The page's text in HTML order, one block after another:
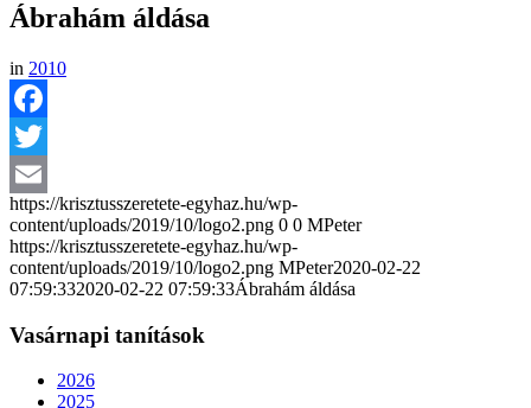
Ábrahám áldása
in 2010
Facebook
Twitter
Email
https://krisztusszeretete-egyhaz.hu/wp-
content/uploads/2019/10/logo2.png 0 0 MPeter
https://krisztusszeretete-egyhaz.hu/wp-
content/uploads/2019/10/logo2.png MPeter2020-02-22
07:59:332020-02-22 07:59:33Ábrahám áldása
Vasárnapi tanítások
2026
2025